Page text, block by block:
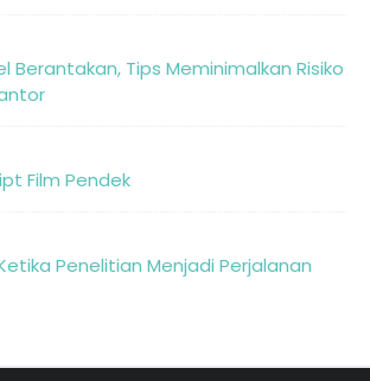
Berantakan, Tips Meminimalkan Risiko
Film Pendek
Penelitian Menjadi Perjalanan